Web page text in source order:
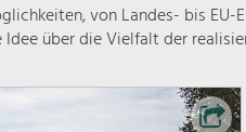
von Landes- bis
über die Vielfalt der